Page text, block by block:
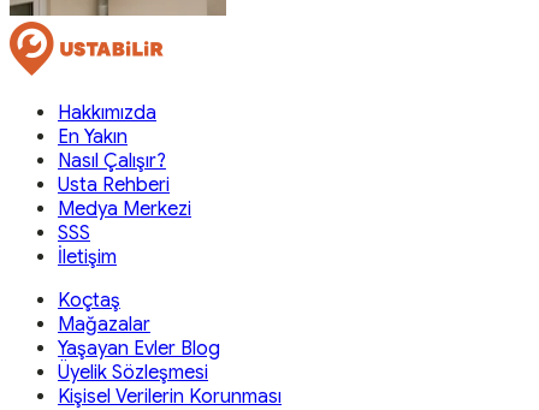
Hakkımızda
En Yakın
Nasıl Çalışır?
Usta Rehberi
Medya Merkezi
SSS
İletişim
Koçtaş
Mağazalar
Yaşayan Evler Blog
Üyelik Sözleşmesi
Kişisel Verilerin Korunması